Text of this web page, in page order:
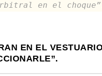
en el
EN EL